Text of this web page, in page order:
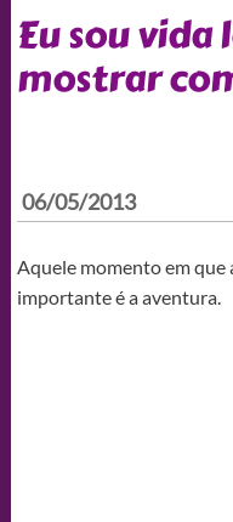
Eu sou vida
mostrar
06/05/2013
Aquele momento em que
importante é a aventura.